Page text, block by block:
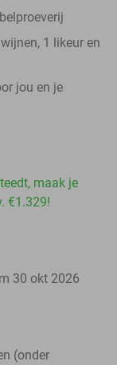
1 likeur en
jou en je
maak je
€1.329!
30 okt 2026
(onder